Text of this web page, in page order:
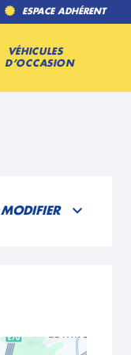
ESPACE ADHÉRENT
VÉHICULES
D’OCCASION
MODIFIER